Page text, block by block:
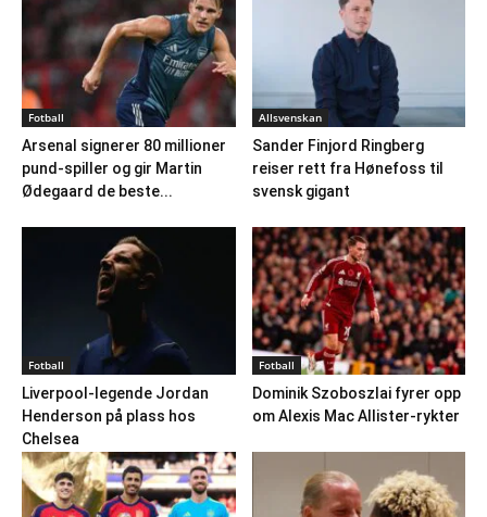
Fotball
Arsenal signerer 80 millioner
pund-spiller og gir Martin
Ødegaard de beste...
Allsvenskan
Sander Finjord Ringberg
reiser rett fra Hønefoss til
svensk gigant
Fotball
Liverpool-legende Jordan
Henderson på plass hos
Chelsea
Fotball
Dominik Szoboszlai fyrer opp
om Alexis Mac Allister-rykter